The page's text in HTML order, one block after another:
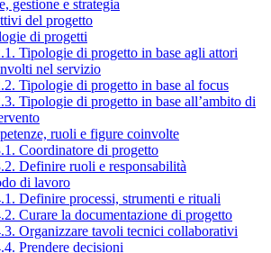
gestione e strategia
del progetto
di progetti
Tipologie di progetto in base agli attori
nel servizio
Tipologie di progetto in base al focus
Tipologie di progetto in base all’ambito di
ruoli e figure coinvolte
Coordinatore di progetto
Definire ruoli e responsabilità
di lavoro
Definire processi, strumenti e rituali
Curare la documentazione di progetto
Organizzare tavoli tecnici collaborativi
Prendere decisioni